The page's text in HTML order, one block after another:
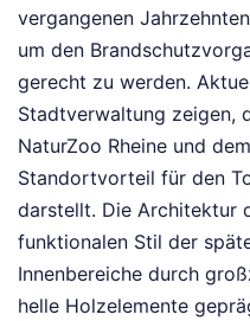
vergangenen
um den
gerecht zu werden.
Stadtverwaltung zeigen,
NaturZoo Rheine und
Standortvorteil für den
darstellt. Die Architektur
funktionalen Stil der
Innenbereiche durch
helle Holzelemente